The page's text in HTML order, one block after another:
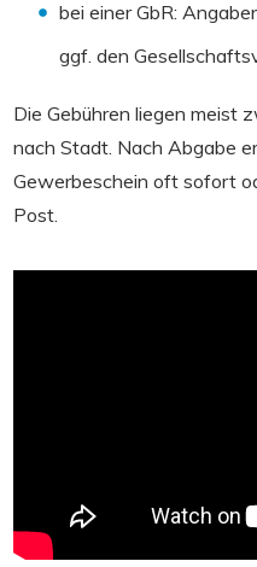
bei einer GbR:
ggf. den
Die Gebühren liegen meist
nach Stadt. Nach Abgabe
Gewerbeschein oft sofort
Post.